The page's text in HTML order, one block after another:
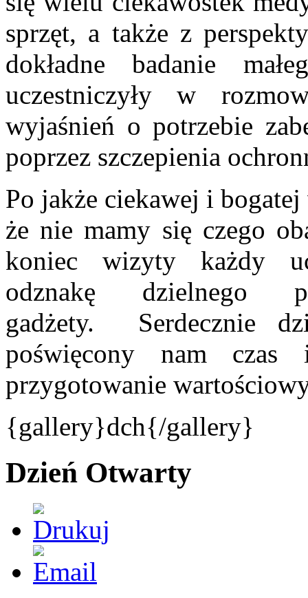
sprzęt, a także z
dokładne badanie
uczestniczyły w
wyjaśnień o potrzebie
poprzez szczepienia
Po jakże ciekawej i
że nie mamy się czego
koniec wizyty każdy
odznakę
gadżety. Serdecznie
poświęcony nam czas
przygotowanie
{gallery}dch{/gallery}
Dzień Otwarty